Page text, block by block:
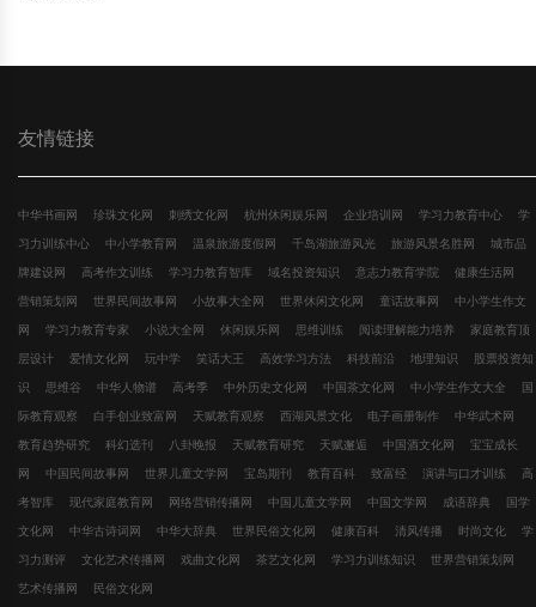
友情链接
中华书画网 珍珠文化网 刺绣文化网 杭州休闲娱乐网 企业培训网 学习力教育中心 学
习力训练中心 中小学教育网 温泉旅游度假网 千岛湖旅游风光 旅游风景名胜网 城市品
牌建设网 高考作文训练 学习力教育智库 域名投资知识 意志力教育学院 健康生活网
营销策划网 世界民间故事网 小故事大全网 世界休闲文化网 童话故事网 中小学生作文
网 学习力教育专家 小说大全网 休闲娱乐网 思维训练 阅读理解能力培养 家庭教育顶
层设计 爱情文化网 玩中学 笑话大王 高效学习方法 科技前沿 地理知识 股票投资知
识 思维谷 中华人物谱 高考季 中外历史文化网 中国茶文化网 中小学生作文大全 国
际教育观察 白手创业致富网 天赋教育观察 西湖风景文化 电子画册制作 中华武术网
教育趋势研究 科幻选刊 八卦晚报 天赋教育研究 天赋邂逅 中国酒文化网 宝宝成长
网 中国民间故事网 世界儿童文学网 宝岛期刊 教育百科 致富经 演讲与口才训练 高
考智库 现代家庭教育网 网络营销传播网 中国儿童文学网 中国文学网 成语辞典 国学
文化网 中华古诗词网 中华大辞典 世界民俗文化网 健康百科 清风传播 时尚文化 学
习力测评 文化艺术传播网 戏曲文化网 茶艺文化网 学习力训练知识 世界营销策划网
艺术传播网 民俗文化网